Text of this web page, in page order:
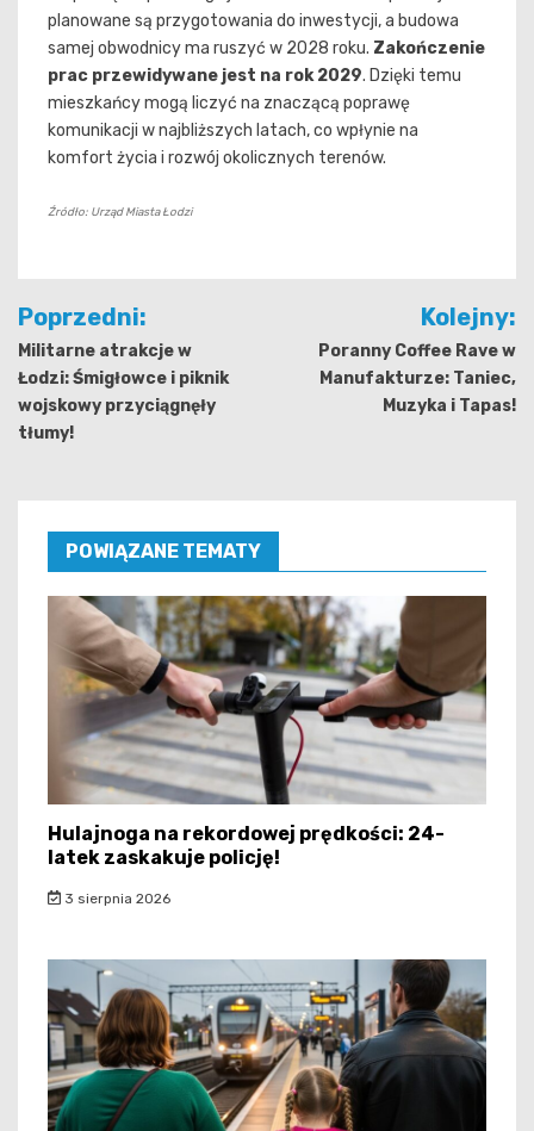
planowane są przygotowania do inwestycji, a budowa
samej obwodnicy ma ruszyć w 2028 roku. Zakończenie
prac przewidywane jest na rok 2029. Dzięki temu
mieszkańcy mogą liczyć na znaczącą poprawę
komunikacji w najbliższych latach, co wpłynie na
komfort życia i rozwój okolicznych terenów.
Źródło: Urząd Miasta Łodzi
Nawigacja
wpisu
Poprzedni:
Militarne atrakcje w
Łodzi: Śmigłowce i piknik
wojskowy przyciągnęły
tłumy!
Kolejny:
Poranny Coffee Rave w
Manufakturze: Taniec,
Muzyka i Tapas!
POWIĄZANE TEMATY
Hulajnoga na rekordowej prędkości: 24-
latek zaskakuje policję!
3 sierpnia 2026